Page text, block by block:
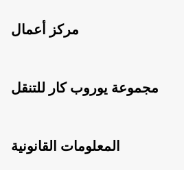
مركز أعمال
مجموعة يوروب كار للتنقل
المعلومات القانونية